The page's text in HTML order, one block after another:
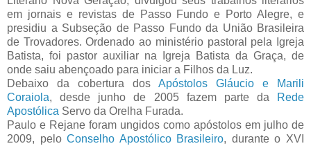
em jornais e revistas de Passo Fundo e Porto Alegre, e
presidiu a Subseção de Passo Fundo da União Brasileira
de Trovadores. Ordenado ao ministério pastoral pela Igreja
Batista, foi pastor auxiliar na Igreja Batista da Graça, de
onde saiu abençoado para iniciar a Filhos da Luz.
Debaixo da cobertura dos Apóstolos Gláucio e Marili
Coraiola, desde junho de 2005 fazem parte da
Rede
Apostólica Servo da Orelha Furada.
Paulo e Rejane foram ungidos como apóstolos em julho de
2009, peloConselho Apostólico Brasileiro, durante o XVI